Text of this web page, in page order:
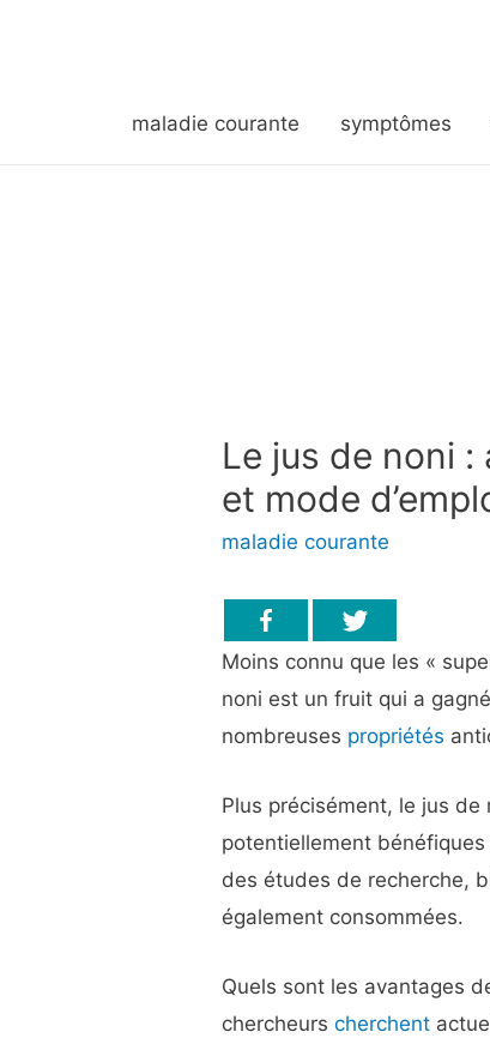
maladie courante symptômes
Le jus de noni
et mode
maladie courante
Moins connu que les «
noni est un fruit qui a
nombreuses propriétés
Plus précisément, le jus
potentiellement
des études de recherche,
également consommées.
Quels sont les avantages
chercheurscherchent